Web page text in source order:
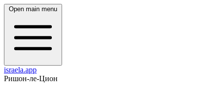
Open main menu
israela.app
Ришон-ле-Цион